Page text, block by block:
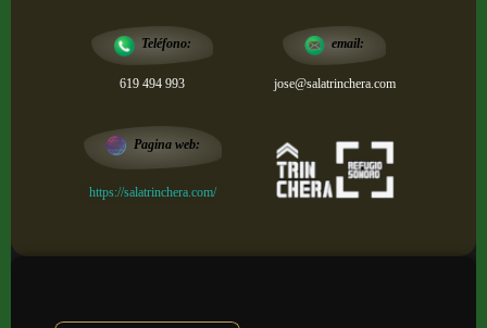
Teléfono:
619 494 993
email:
jose@salatrinchera.com
Pagina web:
https://salatrinchera.com/